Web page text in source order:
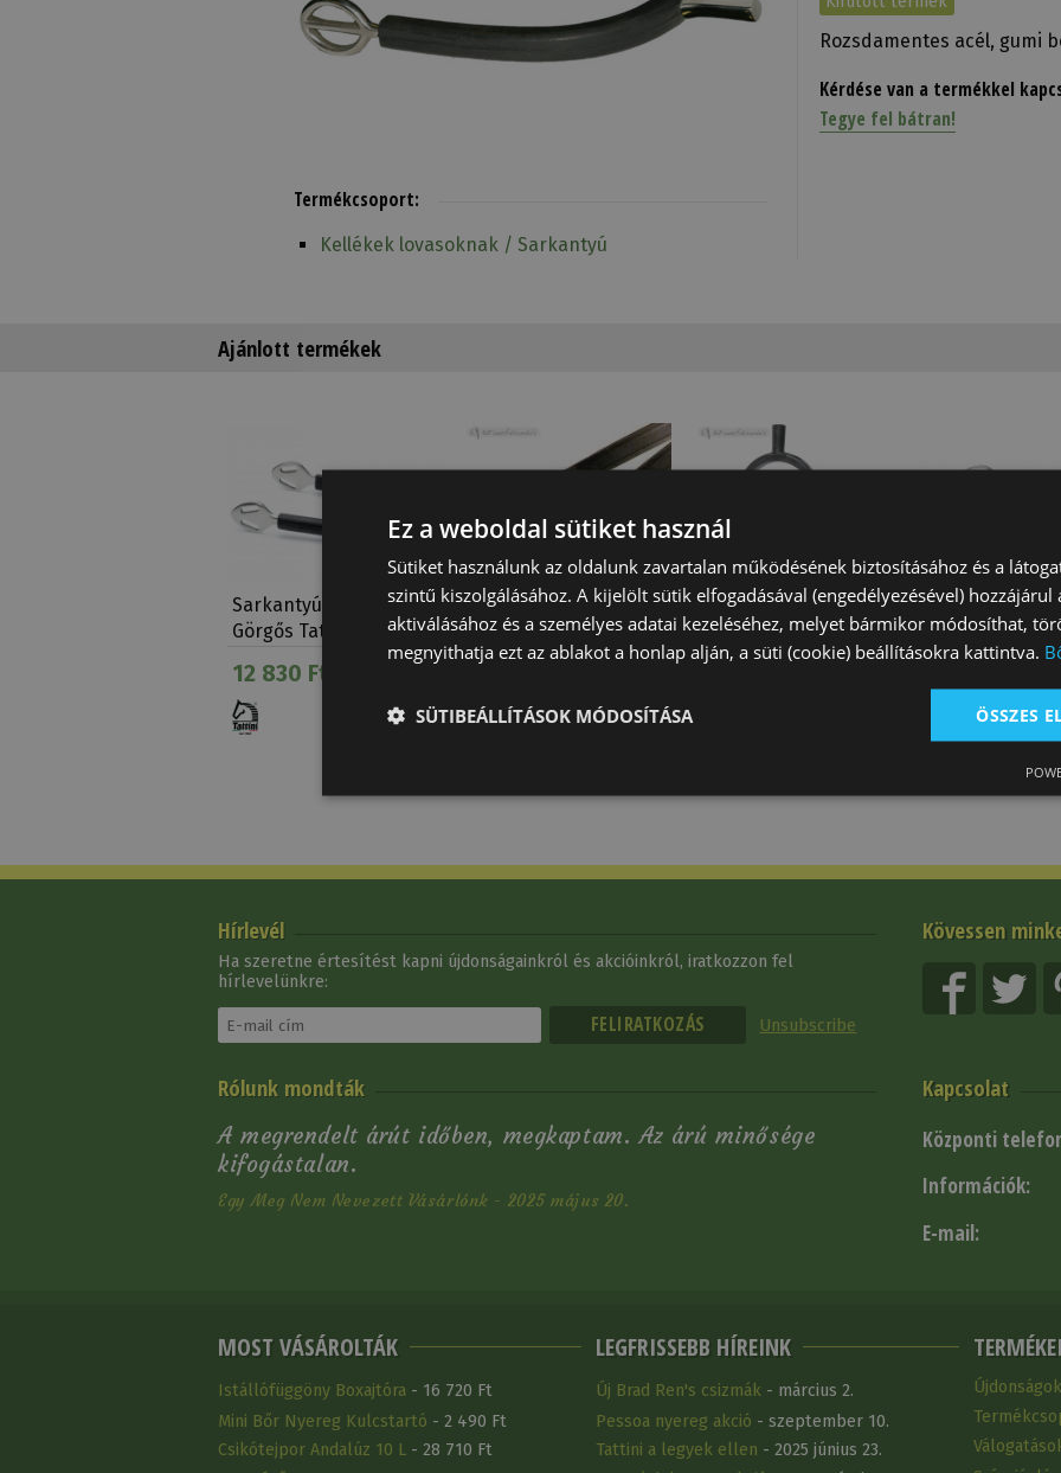
Rozsdamentes acél, gumi
Kérdése van a termékkel
Tegye fel bátran!
Termékcsoport:
Kellékek lovasoknak / Sarkantyú
Ajánlott termékek
Sarkantyú Gumis
Görgős Tattini Felnőtt
12 830 Ft
Sarkantyúszíj Bőr
Sarkantyú Műanyag
Cserefejjel
Sarkantyú
Derelyés
Felnőtt
Klasszikus Női
Akció 10 250 Ft helyett
9 000 Ft
Kövessen
Hírlevél
Ha szeretne értesítést kapni újdonságainkról és akcióinkról, iratkozzon fel
hírlevelünkre:
Unsubscribe
Kapcsolat
Központi
Információk:
E-mail:
Rólunk mondták
A megrendelt árút időben, megkaptam. Az árú minősége
kifogástalan.
Egy Meg Nem Nevezett Vásárlónk - 2025 május 20.
MOST VÁSÁROLTÁK
Istállófüggöny Boxajtóra - 16 720 Ft
Mini Bőr Nyereg Kulcstartó - 2 490 Ft
Csikótejpor Andalúz 10 L - 28 710 Ft
LEGFRISSEBB HÍREINK
Új Brad Ren's csizmák- március 2.
Pessoa nyereg akció - szeptember 10.
Tattini a legyek ellen - 2025 június 23.
Újdonságok
Ez a weboldal sütiket használ
Sütiket használunk az oldalunk zavartalan működésének biztosításához és a
szintű kiszolgálásához. A kijelölt sütik elfogadásával (engedélyezésével) hozzájárul
aktiválásához és a személyes adatai kezeléséhez, melyet bármikor módosíthat,
megnyithatja ezt az ablakot a honlap alján, a süti (cookie) beállításokra kattintva.
ÖSSZES
SÜTIBEÁLLÍTÁSOK MÓDOSÍTÁSA